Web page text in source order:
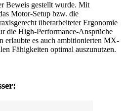
Beweis gestellt wurde. Mit
Motor-Setup bzw. die
überarbeiteter Ergonomie
die High-Performance-Ansprüche
erlaubte es auch ambitionierten MX-
Fähigkeiten optimal auszunutzen.